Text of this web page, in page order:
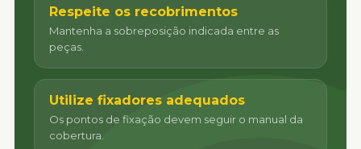
Respeite os recobrimentos
Mantenha a sobreposição indicada entre as
peças.
Utilize fixadores adequados
Os pontos de fixação devem seguir o manual da
cobertura.